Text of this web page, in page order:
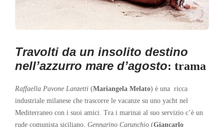
Travolti da un insolito destino
nell’azzurro mare d’agosto: trama
Raffaella Pavone Lanzetti (Mariangela Melato) è una ricca
industriale milanese che trascorre le vacanze su uno yacht nel
Mediterraneo con i suoi amici. Tra i marinai al suo servizio c’è un
rude comunista siciliano, Gennarino Carunchio (Giancarlo